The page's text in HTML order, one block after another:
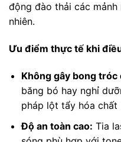
động đào thải các
nhiên.
Ưu điểm thực tế khi
Không gây bong tróc
băng bó hay nghỉ
pháp lột tẩy hóa chất
Độ an toàn cao: Tia